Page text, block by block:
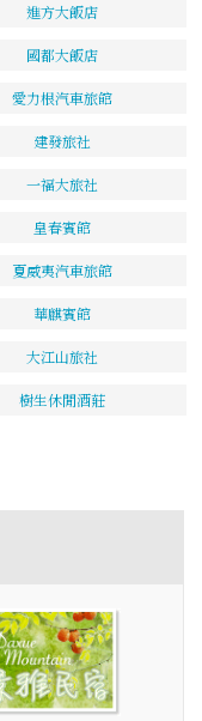
進方大飯店
國都大飯店
愛力根汽車旅館
建發旅社
一福大旅社
皇春賓館
夏威夷汽車旅館
華麒賓館
大江山旅社
樹生休閒酒莊